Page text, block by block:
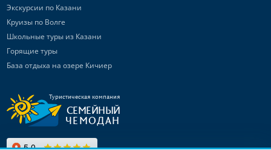
Экскурсии по Казани
Круизы по Волге
Школьные туры из Казани
Горящие туры
База отдыха на озере Кичиер
Туристическая компания
СЕМЕЙНЫЙ
ЧЕМОДАН